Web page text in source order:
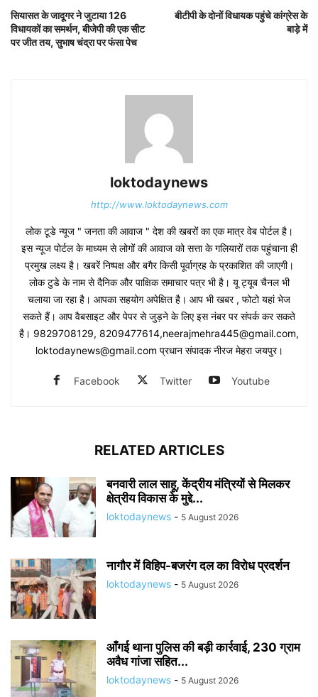
सियासत के जादूगर ने जुटाया 126
विधायकों का समर्थन, बीजेपी की एक सीट
पर जीत तय, सुभाष चंद्रा पर फंसा पेच
बीटीपी के दोनों विधायक पहुंचे कांग्रेस के
बाड़े में
loktodaynews
http://www.loktodaynews.com
लोक टूडे न्यूज " जनता की आवाज " देश की खबरों का एक मात्र वेब पोर्टल है।
इस न्यूज पोर्टल के माध्यम से लोगों की आवाज को सत्ता के गलियारों तक पहुंचाना ही
प्रमुख लक्ष्य है। खबरें निष्पक्ष और बगैर किसी पूर्वाग्रह के प्रकाशित की जाएगी।
लोक टुडे के नाम से दैनिक और पाक्षिक समाचार पत्र भी है। यू ट्यूब चैनल भी
चलाया जा रहा है। आपका सहयोग अपेक्षित है। आप भी खबर , फोटो यहां भेज
सकते हैं। आप वैबसाइट और पेपर से जुड़ने के लिए इस नंबर पर संपर्क कर सकते
है। 9829708129, 8209477614,neerajmehra445@gmail.com,
loktodaynews@gmail.com प्रधान संपादक नीरज मेहरा जयपुर।
Facebook Twitter Youtube
RELATED ARTICLES
बनवारी लाल साहू, केंद्रीय मंत्रियों से मिलकर
क्षेत्रीय विकास के मुद्दे...
loktodaynews - 5 August 2026
नागौर में विहिप-बजरंग दल का विरोध प्रदर्शन
loktodaynews - 5 August 2026
आँगई थाना पुलिस की बड़ी कार्रवाई, 230 ग्राम
अवैध गांजा सहित...
loktodaynews - 5 August 2026